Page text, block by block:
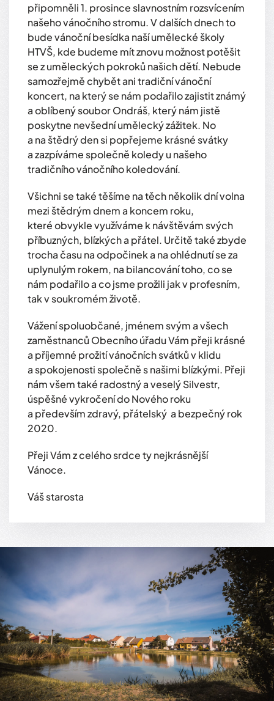
připomněli 1. prosince slavnostním rozsvícením
našeho vánočního stromu. V dalších dnech to
bude vánoční besídka naší umělecké školy
HTVŠ, kde budeme mít znovu možnost potěšit
se z uměleckých pokroků našich dětí. Nebude
samozřejmě chybět ani tradiční vánoční
koncert, na který se nám podařilo zajistit známý
a oblíbený soubor Ondráš, který nám jistě
poskytne nevšední umělecký zážitek. No
a na štědrý den si popřejeme krásné svátky
a zazpíváme společně koledy u našeho
tradičního vánočního koledování.
Všichni se také těšíme na těch několik dní volna
mezi štědrým dnem a koncem roku,
které obvykle využíváme k návštěvám svých
příbuzných, blízkých a přátel. Určitě také zbyde
trocha času na odpočinek a na ohlédnutí se za
uplynulým rokem, na bilancování toho, co se
nám podařilo a co jsme prožili jak v profesním,
tak v soukromém životě.
Vážení spoluobčané, jménem svým a všech
zaměstnanců Obecního úřadu Vám přeji krásné
a příjemné prožití vánočních svátků v klidu
a spokojenosti společně s našimi blízkými. Přeji
nám všem také radostný a veselý Silvestr,
úspěšné vykročení do Nového roku
a především zdravý, přátelský a bezpečný rok
2020.
Přeji Vám z celého srdce ty nejkrásnější
Vánoce.
Váš starosta